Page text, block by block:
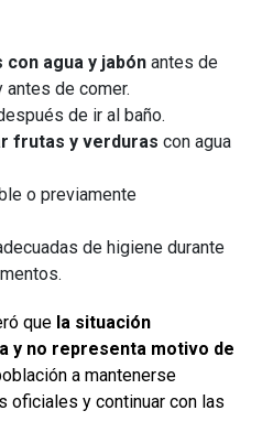
agua y jabón antes de
antes de comer.
de ir al baño.
frutas y verduras con agua
o previamente
de higiene durante
que la situación
y no representa motivo de
a mantenerse
oficiales y continuar con las